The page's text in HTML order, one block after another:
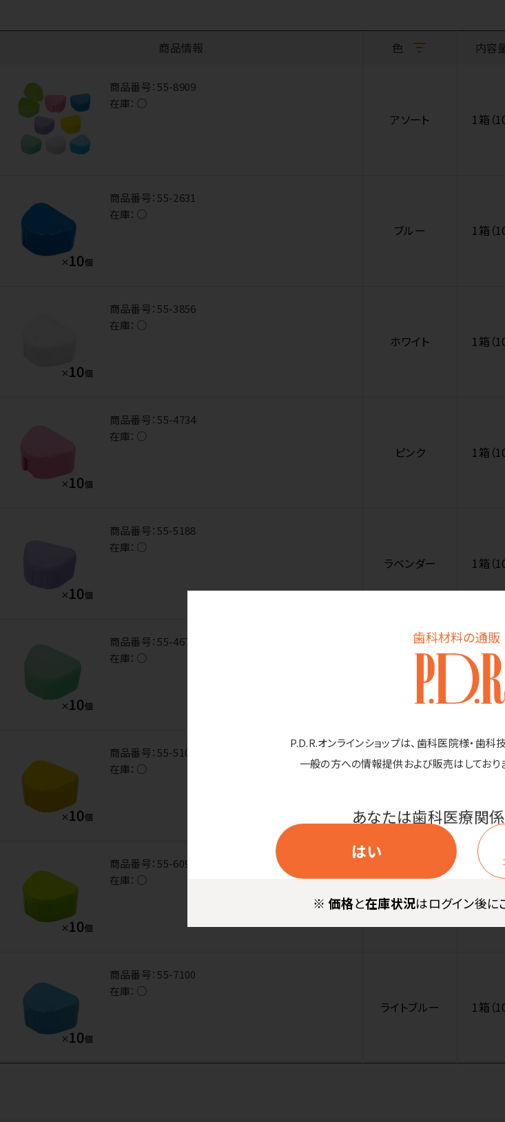
歯科材料の通販
P.D.R.オンラインショップは、歯科医院様・歯
一般の方への情報提供および販売はしており
あなたは歯科医療関係
はい
※ 価格と在庫状況はログイン後に
商品情報 色 内容
商品番号：55-8909
在庫： ○
アソート 1箱（
商品番号：55-2631
在庫： ○
ブルー 1箱（
商品番号：55-3856
在庫： ○
ホワイト 1箱（
商品番号：55-4734
在庫： ○
ピンク 1箱（
商品番号：55-5188
在庫： ○
ラベンダー 1箱（
商品番号：55-4670
在庫： ○
グリーン 1箱（
商品番号：55-5102
在庫： ○
商品番号：55-6095
在庫： ○
ライム 1箱（
商品番号：55-7100
在庫： ○
ライトブルー 1箱（